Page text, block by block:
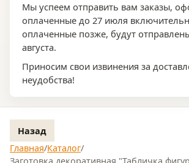
Мы успеем отправить вам заказы,
оплаченные до 27 июля
оплаченные позже, будут
августа.
Приносим свои извинения за
неудобства!
Назад
Главная/Каталог/